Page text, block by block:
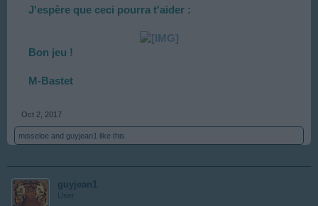
J'espère que ceci pourra t'aider :
Bon jeu !
M-Bastet
Oct 2, 2017
misseloe and guyjean1 like this.
guyjean1
User